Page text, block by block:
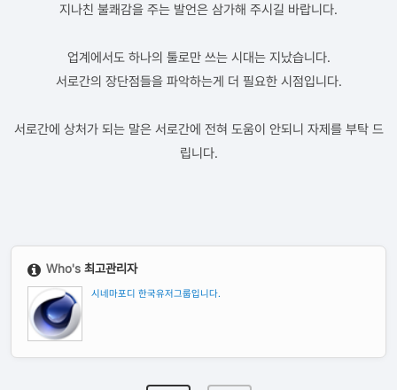
지나친 불쾌감을 주는 발언은 삼가해 주시길 바랍니다.
업계에서도 하나의 툴로만 쓰는 시대는 지났습니다.
서로간의 장단점들을 파악하는게 더 필요한 시점입니다.
서로간에 상처가 되는 말은 서로간에 전혀 도움이 안되니 자제를 부탁 드
립니다.
Who's최고관리자
시네마포디 한국유저그룹입니다.